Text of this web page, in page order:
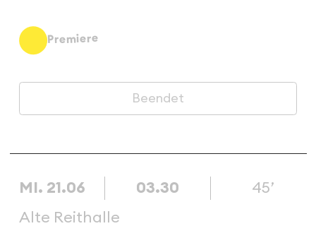
Premiere
Beendet
MI. 21.06 03.30
45’
Alte Reithalle